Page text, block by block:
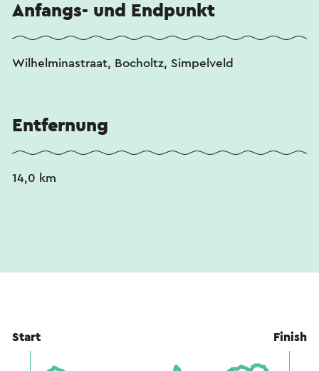
Anfangs- und Endpunkt
Wilhelminastraat, Bocholtz, Simpelveld
Entfernung
14,0 km
Start Finish